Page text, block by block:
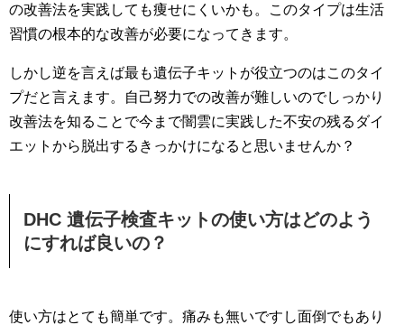
の改善法を実践しても痩せにくいかも。このタイプは生活
習慣の根本的な改善が必要になってきます。
しかし逆を言えば最も遺伝子キットが役立つのはこのタイ
プだと言えます。自己努力での改善が難しいのでしっかり
改善法を知ることで今まで闇雲に実践した不安の残るダイ
エットから脱出するきっかけになると思いませんか？
DHC 遺伝子検査キットの使い方はどのよう
にすれば良いの？
使い方はとても簡単です。痛みも無いですし面倒でもあり